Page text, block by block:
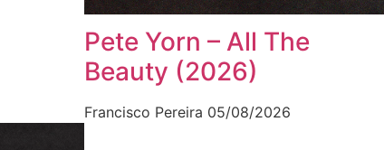
Pete Yorn – All The
Beauty (2026)
Francisco Pereira 05/08/2026